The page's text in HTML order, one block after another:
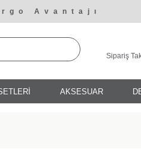
Avantajı
Sipariş
AKSESUAR